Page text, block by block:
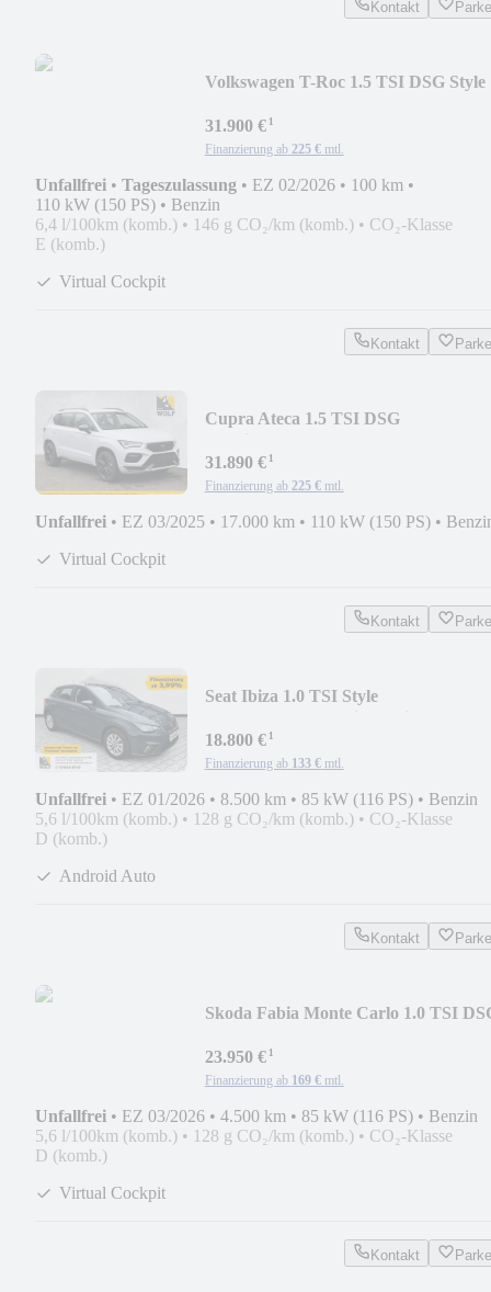
Kontakt
Volkswagen T-Roc 1.5 TSI DSG Style
31.900 €¹
Finanzierung ab 225 € mtl.
Unfallfrei • Tageszulassung • EZ 02/2026 • 100 km •
110 kW (150 PS) • Benzin
6,4 l/100km (komb.) • 146 g CO₂/km (komb.) • CO₂-Klasse
E (komb.)
Virtual Cockpit
Kontakt
Cupra Ateca 1.5 TSI DSG
31.890 €¹
Finanzierung ab 225 € mtl.
Unfallfrei • EZ 03/2025 • 17.000 km • 110 kW (150 PS) •
Virtual Cockpit
Kontakt
Seat Ibiza 1.0 TSI Style
18.800 €¹
Finanzierung ab 133 € mtl.
Unfallfrei • EZ 01/2026 • 8.500 km • 85 kW (116 PS) • Benzin
5,6 l/100km (komb.) • 128 g CO₂/km (komb.) • CO₂-Klasse
D (komb.)
Android Auto
Kontakt
Skoda Fabia Monte Carlo 1.0 TSI
23.950 €¹
Finanzierung ab 169 € mtl.
Unfallfrei • EZ 03/2026 • 4.500 km • 85 kW (116 PS) • Benzin
5,6 l/100km (komb.) • 128 g CO₂/km (komb.) • CO₂-Klasse
D (komb.)
Virtual Cockpit
Kontakt